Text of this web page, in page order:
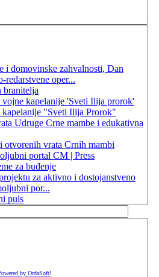
i domovinske zahvalnosti, Dan
oper...
kapelanije 'Sveti Ilija prorok'
Udruge Crne mambe i edukativna
portal CM | Press
za aktivno i dostojanstveno
por...
by OrdaSoft!